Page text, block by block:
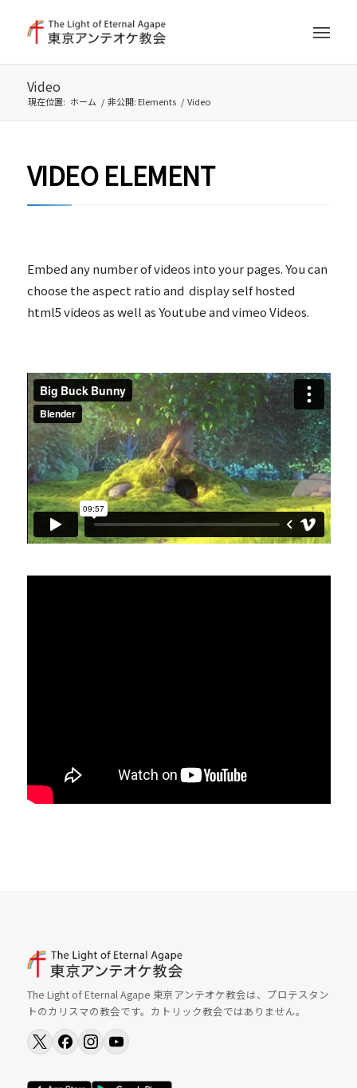
Video
現在位置: ホーム / 非公開: Elements / Video
VIDEO ELEMENT
Embed any number of videos into your pages. You can
choose the aspect ratio and display self hosted
html5 videos as well as Youtube and vimeo Videos.
The Light of Eternal Agape 東京アンテオケ教会は、プロテスタン
トのカリスマの教会です。カトリック教会ではありません。